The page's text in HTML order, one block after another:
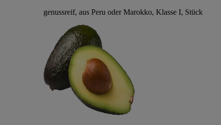
genussreif, aus Peru oder Marokko, Klasse I, Stück